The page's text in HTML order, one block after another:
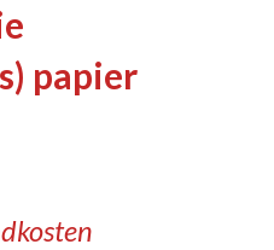
papier